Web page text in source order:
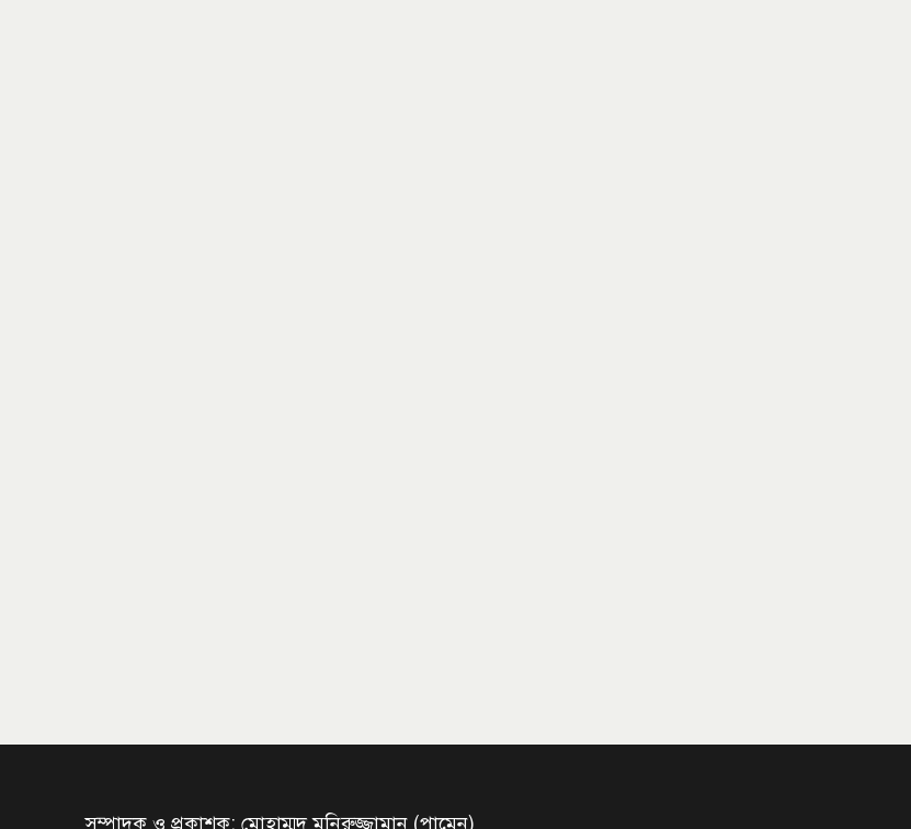
সম্পাদক ও প্রকাশক: মোহাম্মদ মনিরুজ্জামান (পামেন)